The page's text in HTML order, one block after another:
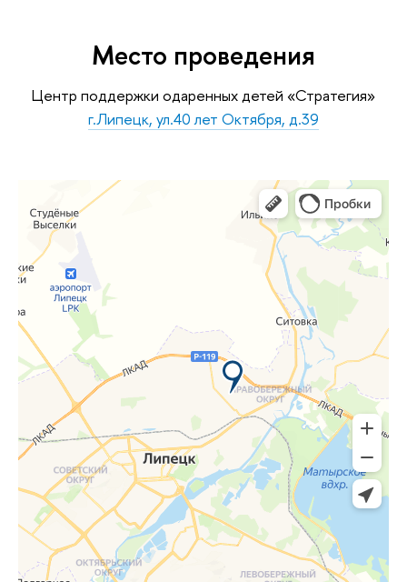
Место проведения
Центр поддержки одаренных детей «Стратегия»
г.Липецк, ул.40 лет Октября, д.39